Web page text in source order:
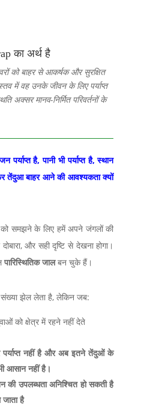
का अर्थ है
को बाहर से आकर्षक और सुरक्षित
में वह उनके जीवन के लिए पर्याप्त
अक्सर मानव-निर्मित परिवर्तनों के
है, पानी भी पर्याप्त है, स्थान
तेंदुआ बाहर आने की आवश्यकता क्यों
समझने के लिए हमें अपने जंगलों की
,और सही दृष्टि से देखना होगा।
पारिस्थितिक जालबन चुके हैं।
झेल लेता है, लेकिन जब:
को क्षेत्र में रहने नहीं देते
पर्याप्त नहीं है और अब इतने तेंदुओं के
आसान नहीं है।
की उपलब्धताअनिश्चित हो सकती है
जाता है